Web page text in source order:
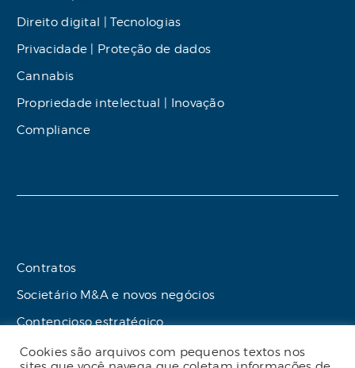
Direito digital | Tecnologias
Privacidade | Proteção de dados
Cannabis
Propriedade intelectual | Inovação
Compliance
Contratos
Societário M&A e novos negócios
Contencioso estratégico
Tributário
Cookies são arquivos com pequenos textos nos